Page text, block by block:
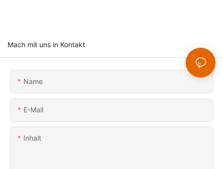
Mach mit uns in Kontakt
Name
E-Mail
Inhalt